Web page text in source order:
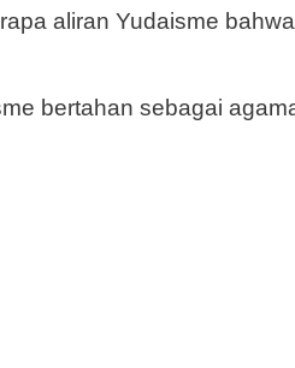
aliran Yudaisme
bertahan sebagai